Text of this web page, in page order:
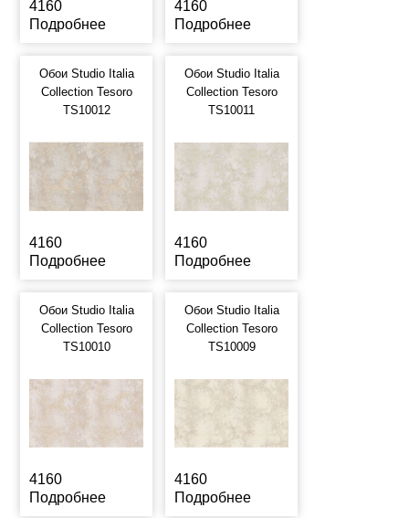
4160
Подробнее
4160
Подробнее
Обои Studio Italia
Collection Tesoro
TS10012
4160
Подробнее
Обои Studio Italia
Collection Tesoro
TS10011
4160
Подробнее
Обои Studio Italia
Collection Tesoro
TS10010
4160
Подробнее
Обои Studio Italia
Collection Tesoro
TS10009
4160
Подробнее